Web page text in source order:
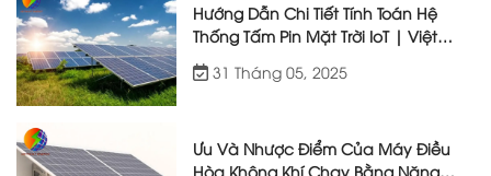
Hướng Dẫn Chi Tiết Tính Toán Hệ
Thống Tấm Pin Mặt Trời IoT | Việt
31 Tháng 05, 2025
Ưu Và Nhược Điểm Của Máy Điều
Hòa Không Khí Chạy Bằng Năng